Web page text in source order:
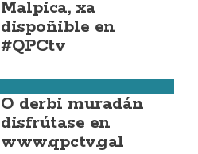
Malpica, xa
dispoñible en
#QPCtv
O derbi muradán
disfrútase en
www.qpctv.gal